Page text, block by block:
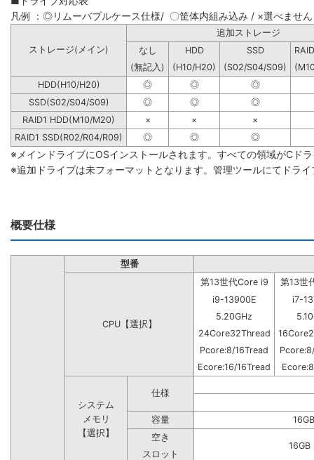
凡例 ：◎リムーバブルケース仕様/ 〇筐体内組み込み / ×選べません
追加ストレー
ストレージ(メイン)
なし HDD SSD
(無記入)
(H10/H20) (S02/S04/S09)
HDD(H10/H20)
◎ ◎
◎
SSD(S02/S04/S09)
◎ ◎
◎
RAID1 HDD(M10/M20)
× ×
×
RAID1 SSD(R02/R04/R09)
◎ ◎ ◎
※メインドライブにOSインストールされます。すべての領域がCド
※追加ドライブは未フォーマットとなります。管理ツールにてドラ
概要仕様
型番
CPU【選択】
第13世代Core i9
第13世
i9-13900E
i7-
5.20GHz
24Core32Thread
Pcore:8/16Tread
Ecore:16/16Tread
システム
メモリ
【選択】
仕様
容量
空き
16GB
スロット